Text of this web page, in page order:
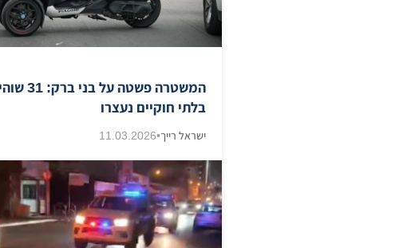
המשטרה פשטה על בני
בלתי חוקיים נעצרו
ישראל רייך•
11.03.2026